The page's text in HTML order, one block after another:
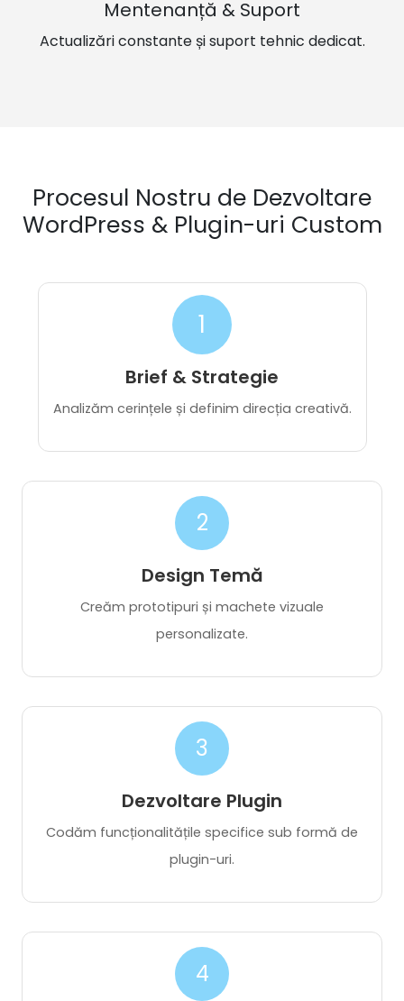
Actualizări constante și suport tehnic dedicat.
WordPress & Plugin-uri Custom
1
Brief & Strategie
Analizăm cerințele și definim direcția creativă.
2
Design Temă
Creăm prototipuri și machete vizuale
personalizate.
3
Dezvoltare Plugin
Codăm funcționalitățile specifice sub formă de
plugin-uri.
4
Testare & Compatibilitate